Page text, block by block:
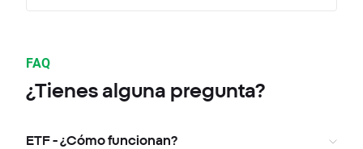
FAQ
¿Tienes alguna pregunta?
ETF - ¿Cómo funcionan?